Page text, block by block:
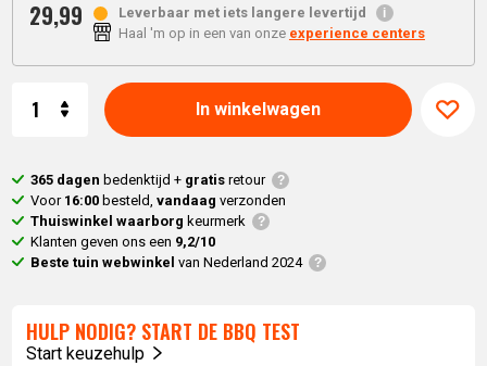
29,99
Leverbaar met iets langere levertijd
Haal 'm op in een van onze experience centers
In winkelwagen
365 dagen bedenktijd + gratisretour
Voor 16:00 besteld,vandaag verzonden
Thuiswinkel waarborg keurmerk
Klanten geven ons een 9,2/10
Beste tuin webwinkel van Nederland 2024
HULP NODIG? START DE BBQ TEST
Start keuzehulp